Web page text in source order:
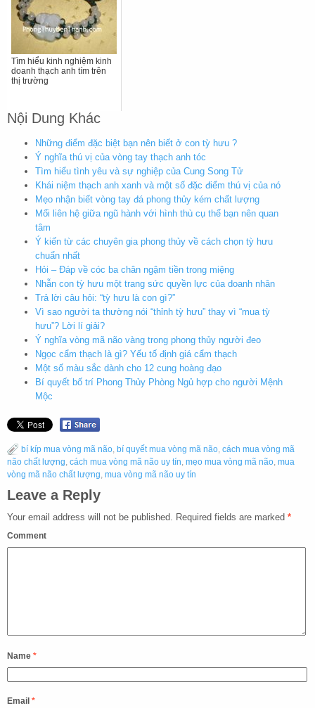
Tìm hiểu kinh nghiệm kinh
doanh thạch anh tím trên
thị trường
Nội Dung Khác
Những điểm đặc biệt bạn nên biết ở con tỳ hưu ?
Ý nghĩa thú vị của vòng tay thạch anh tóc
Tìm hiểu tình yêu và sự nghiệp của Cung Song Tử
Khái niệm thạch anh xanh và một số đặc điểm thú vị của nó
Mẹo nhận biết vòng tay đá phong thủy kém chất lượng
Mối liên hệ giữa ngũ hành với hình thù cụ thể bạn nên quan
tâm
Ý kiến từ các chuyên gia phong thủy về cách chọn tỳ hưu
chuẩn nhất
Hỏi – Đáp về cóc ba chân ngậm tiền trong miệng
Nhẫn con tỳ hưu một trang sức quyền lực của doanh nhân
Trả lời câu hỏi: “tỳ hưu là con gì?”
Vì sao người ta thường nói “thỉnh tỳ hưu” thay vì “mua tỳ
hưu”? Lời lí giải?
Ý nghĩa vòng mã não vàng trong phong thủy người đeo
Ngọc cẩm thạch là gì? Yếu tố định giá cẩm thạch
Một số màu sắc dành cho 12 cung hoàng đạo
Bí quyết bố trí Phong Thủy Phòng Ngủ hợp cho người Mệnh
Mộc
bí kíp mua vòng mã não bí quyết mua vòng mã não cách mua vòng mã
não chất lượng cách mua vòng mã não uy tín mẹo mua vòng mã não mua
vòng mã não chất lượng mua vòng mã não uy tín
Leave a Reply
Your email address will not be published. Required fields are marked *
Comment
Name *
Email *